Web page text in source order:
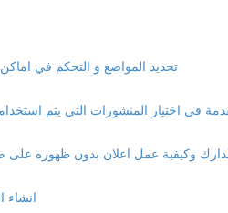
تحديد المواضع و التحكم في اماكن
في اختيار المنشورات التي يتم استخدامها
وكيفية عمل اعلان بدون ظهوره على
انشاء